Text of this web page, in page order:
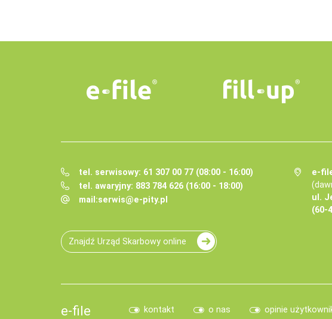
tel. serwisowy: 61 307 00 77 (08:00 - 16:00)
tel. awaryjny: 883 784 626 (16:00 - 18:00)
mail:serwis@e-pity.pl
e-
ul.
(60-
Znajdź Urząd Skarbowy online
e-file kontakt o nas opinie